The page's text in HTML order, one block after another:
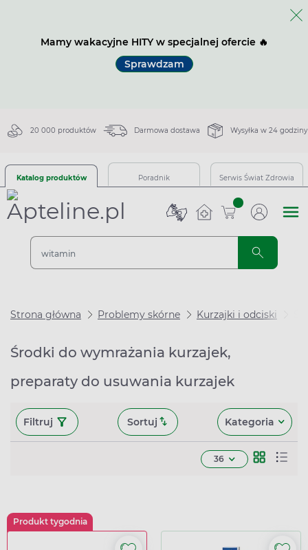
Mamy wakacyjne HITY w specjalnej ofercie 🔥
Sprawdzam
20 000 produktów Darmowa dostawa Wysyłka w 24 godziny
Katalog produktów Poradnik Serwis Świat Zdrowia
sztuk
Strona główna Problemy skórne Kurzajki i odciski
Środki do wymrażania kurzajek,
preparaty do usuwania kurzajek
Filtruj Sortuj Kategoria
36
Produkt tygodnia